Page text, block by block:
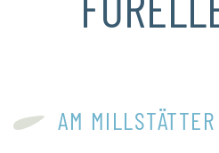
AM